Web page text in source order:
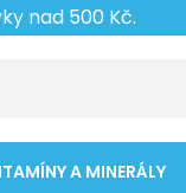
nad 500 Kč.
A MINERÁLY